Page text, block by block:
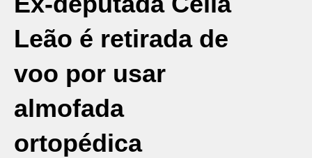
Leão é retirada de
voo por usar
almofada
ortopédica